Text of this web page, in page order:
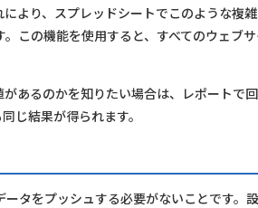
より、スプレッドシートでこのような複
この機能を使用すると、すべてのウェブ
あるのかを知りたい場合は、レポートで
じ結果が得られます。
タをプッシュする必要がないことです。